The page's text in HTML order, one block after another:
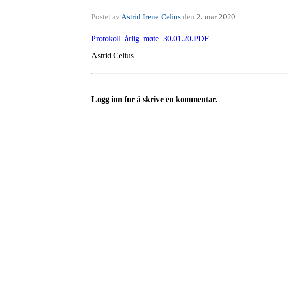
Postet av Astrid Irene Celius den 2. mar 2020
Protokoll_årlig_møte_30.01.20.PDF
Astrid Celius
Logg inn for å skrive en kommentar.